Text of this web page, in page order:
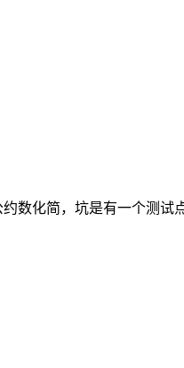
约数化简，坑是有一个测试